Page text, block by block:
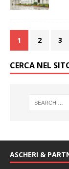
1 2 3
CERCA NEL
ASCHERI &